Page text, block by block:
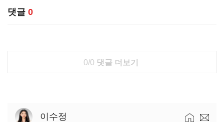
댓글 0
0/0 댓글 더보기
이수정